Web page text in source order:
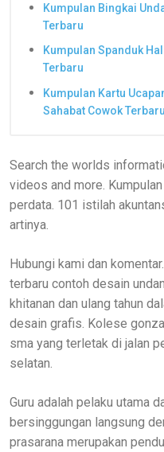
Kumpulan Bingkai
Terbaru
Kumpulan Spanduk
Terbaru
Kumpulan Kartu
Sahabat Cowok Terbaru
Search the worlds
videos and more.
perdata. 101 istilah
artinya.
Hubungi kami dan
terbaru contoh desain
khitanan dan ulang tahun
desain grafis. Kolese
sma yang terletak di jalan
selatan.
Guru adalah pelaku utama
bersinggungan langsung
prasarana merupakan